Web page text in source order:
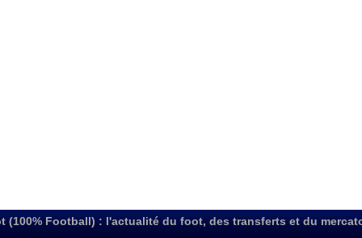
(100% Football) : l'actualité du foot, des transferts et du